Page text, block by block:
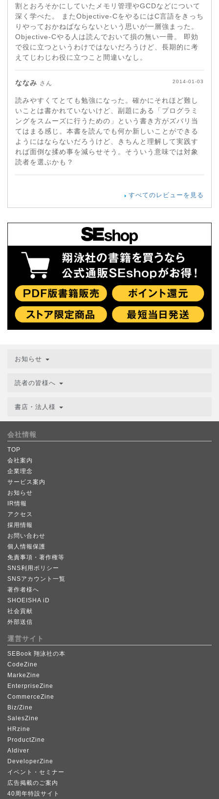
割とおろそかにしていたメモリ管理やGCDなどについて
深く学べた。 またObjective-CをやるにはC言語をきっち
りやっておかねばならないという思いが一層強まった。
Objective-Cやる人は読んでおいて損の無い一冊。 即効
で役に立つというわけではないだろうけど、長期的に考
えてじわじわ役に立つこと間違いなし。
ななみ さん 2014-01-03
読みやすくてとても勉強になった。確かにそれほど難し
いことは書かれていないけど、副題にある「プログラミ
ングをスムーズに行うための」という書き方がズバリ当
てはまる感じ。本書を読んでも何か新しいことができる
ようにはならないだろうけど、きちんと理解して実践す
れば面倒な揉め事を減らせそう。そういう意味では対象
読者を選ぶかも？
すべてのレビューを見る
お知らせ
読者の皆様へ
書店・法人様
会社情報
TOP
会社案内
企業理念
サービス案内
お知らせ
IR情報
アクセス
採用情報
お問い合わせ
個人情報保護
免責事項・著作権等
SNS利用ポリシー
SNSアカウント一覧
著作者様へ
SHOEISHA iD
社会貢献
外部送信
運営サイト
SEBook 翔泳社の本
CodeZine
MarkeZine
EnterpriseZine
CommerceZine
Biz/Zine
SalesZine
HRzine
ProductZine
AIdiver
DeveloperZine
イベント・セミナー
広告掲載のご案内
40周年特設サイト